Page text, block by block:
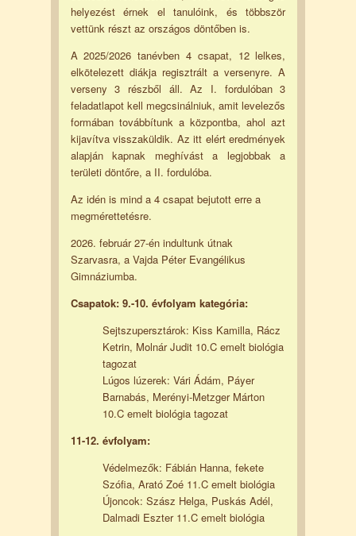
helyezést érnek el tanulóink, és többször
vettünk részt az országos döntőben is.
A 2025/2026 tanévben 4 csapat, 12 lelkes,
elkötelezett diákja regisztrált a versenyre. A
verseny 3 részből áll. Az I. fordulóban 3
feladatlapot kell megcsinálniuk, amit levelezős
formában továbbítunk a központba, ahol azt
kijavítva visszaküldik. Az itt elért eredmények
alapján kapnak meghívást a legjobbak a
területi döntőre, a II. fordulóba.
Az idén is mind a 4 csapat bejutott erre a
megmérettetésre.
2026. február 27-én indultunk útnak
Szarvasra, a Vajda Péter Evangélikus
Gimnáziumba.
Csapatok: 9.-10. évfolyam kategória:
Sejtszupersztárok: Kiss Kamilla, Rácz
Ketrin, Molnár Judit 10.C emelt biológia
tagozat
Lúgos lúzerek: Vári Ádám, Páyer
Barnabás, Merényi-Metzger Márton
10.C emelt biológia tagozat
11-12. évfolyam:
Védelmezők: Fábián Hanna, fekete
Szófia, Arató Zoé 11.C emelt biológia
Újoncok: Szász Helga, Puskás Adél,
Dalmadi Eszter 11.C emelt biológia